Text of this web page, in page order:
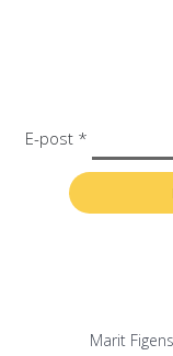
E-post *
Marit